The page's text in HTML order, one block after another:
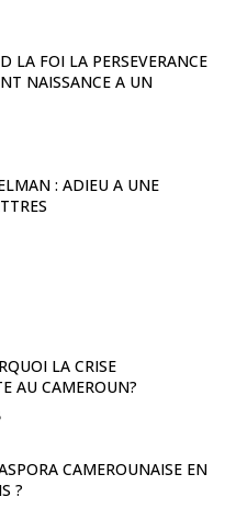
LA FOI LA PERSEVERANCE
NAISSANCE A UN
: ADIEU A UNE
LA CRISE
AU CAMEROUN?
CAMEROUNAISE EN
?